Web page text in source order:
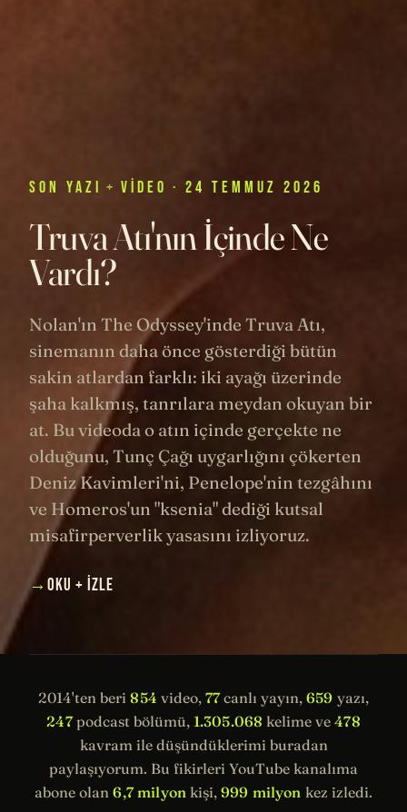
SON YAZI + VIDEO · 24 TEMMUZ 2026
Truva Atı'nın İçinde Ne
Vardı?
Nolan'ın The Odyssey'inde Truva Atı,
sinemanın daha önce gösterdiği bütün
sakin atlardan farklı: iki ayağı üzerinde
şaha kalkmış, tanrılara meydan okuyan bir
at. Bu videoda o atın içinde gerçekte ne
olduğunu, Tunç Çağı uygarlığını çökerten
Deniz Kavimleri'ni, Penelope'nin tezgâhını
ve Homeros'un "ksenia" dediği kutsal
misafirperverlik yasasını izliyoruz.
→ OKU + İZLE
2014'ten beri854 video, 77canlı yayın,659 yazı,
247podcast bölümü, 1.305.068 kelime ve478
kavram ile düşündüklerimi buradan
paylaşıyorum. Bu fikirleri YouTube kanalıma
abone olan6,7 milyon kişi, 999 milyon kez izledi.